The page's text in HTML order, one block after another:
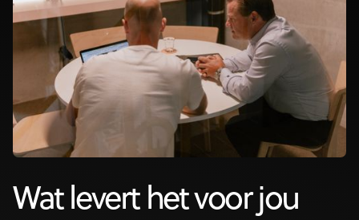
Wat levert het voor jou